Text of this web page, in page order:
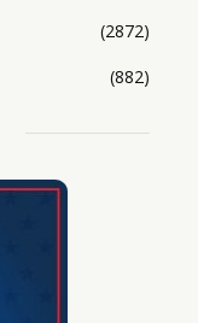
(2872)
(882)